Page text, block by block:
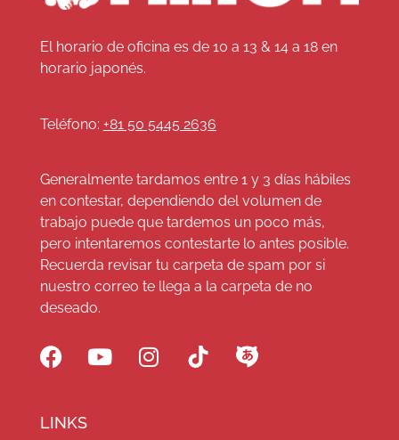
El horario de oficina es de 10 a 13 & 14 a 18 en
horario japonés.
Teléfono: +81 50 5445 2636
Generalmente tardamos entre 1 y 3 días hábiles
en contestar, dependiendo del volumen de
trabajo puede que tardemos un poco más,
pero intentaremos contestarte lo antes posible.
Recuerda revisar tu carpeta de spam por si
nuestro correo te llega a la carpeta de no
deseado.
LINKS